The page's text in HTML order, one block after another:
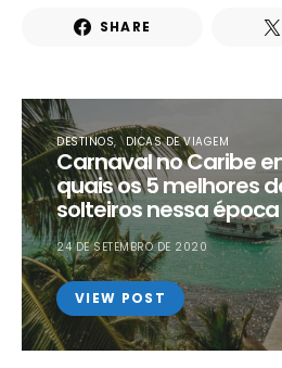
SHARE
DESTINOS DICAS DE VIAGEM
Carnaval no Caribe
quais os 5 melhores
solteiros nessa época
24 DE SETEMBRO DE 2020
VIEW POST